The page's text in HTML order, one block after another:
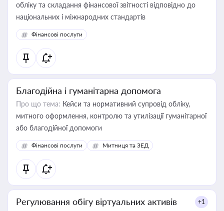
обліку та складання фінансової звітності відповідно до
національних і міжнародних стандартів
Фінансові послуги
Благодійна і гуманітарна допомога
Про що тема: Кейси та нормативний супровід обліку,
митного оформлення, контролю та утилізації гуманітарної
або благодійної допомоги
Фінансові послуги Митниця та ЗЕД
Регулювання обігу віртуальних активів +1